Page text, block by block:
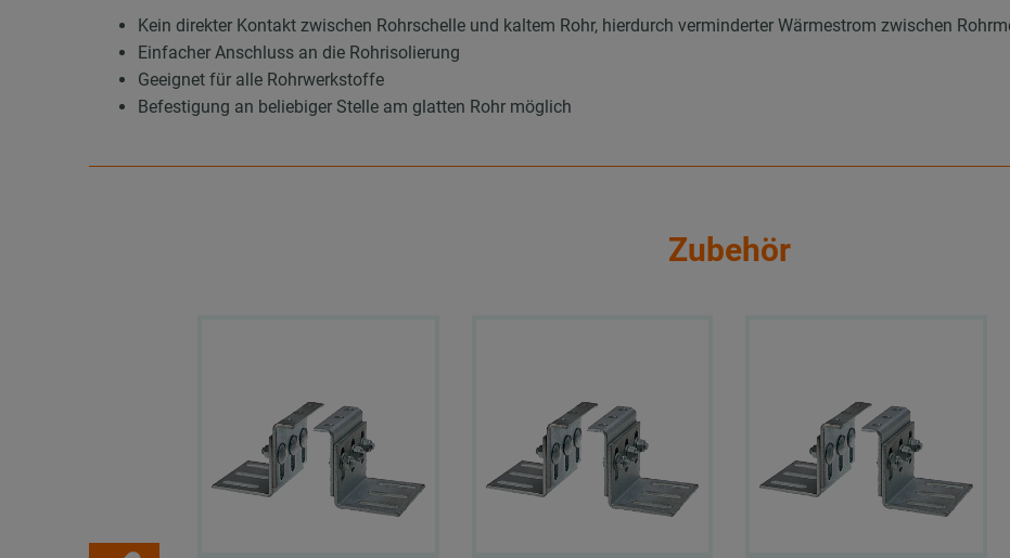
Kein direkter Kontakt zwischen Rohrschelle und kaltem Rohr, hierdurch verminderter Wärmestrom zwischen
Einfacher Anschluss an die Rohrisolierung
Geeignet für alle Rohrwerkstoffe
Befestigung an beliebiger Stelle am glatten Rohr möglich
Zubehör